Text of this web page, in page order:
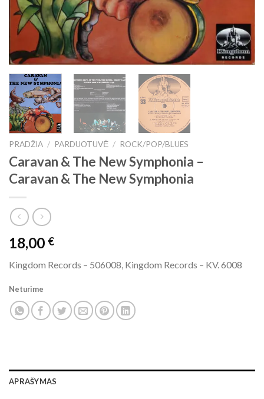
PRADŽIA / PARDUOTUVĖ / ROCK/POP/BLUES
Caravan & The New Symphonia ‎–
Caravan & The New Symphonia
18,00 €
Kingdom Records ‎– 506008, Kingdom Records ‎– KV. 6008
Neturime
APRAŠYMAS